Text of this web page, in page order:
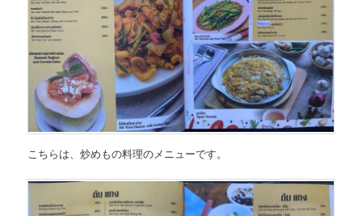
こちらは、炒めもの料理のメニューです。